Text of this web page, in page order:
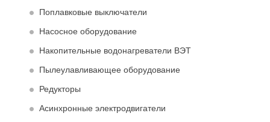
Поплавковые выключатели
Насосное оборудование
Накопительные водонагреватели ВЭТ
Пылеулавливающее оборудование
Редукторы
Асинхронные электродвигатели